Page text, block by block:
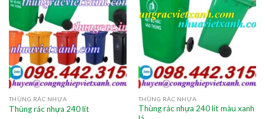
THÙNG RÁC NHỰA
Thùng rác nhựa 240 lít
THÙNG RÁC NHỰA
Thùng rác nhựa 240 lít màu xanh